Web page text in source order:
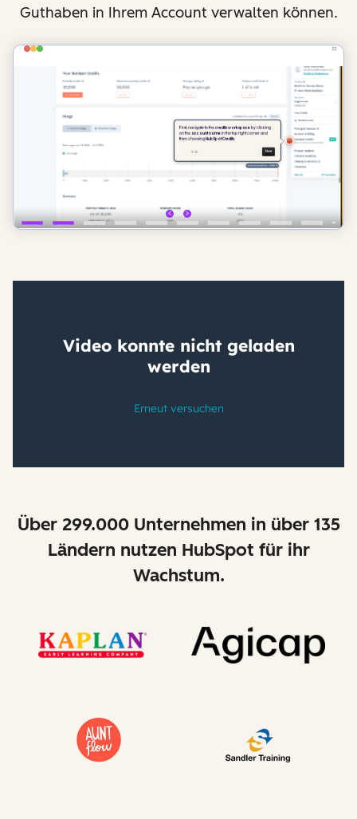
Guthaben in Ihrem Account verwalten können.
Über 299.000 Unternehmen in über 135
Ländern nutzen HubSpot für ihr
Wachstum.